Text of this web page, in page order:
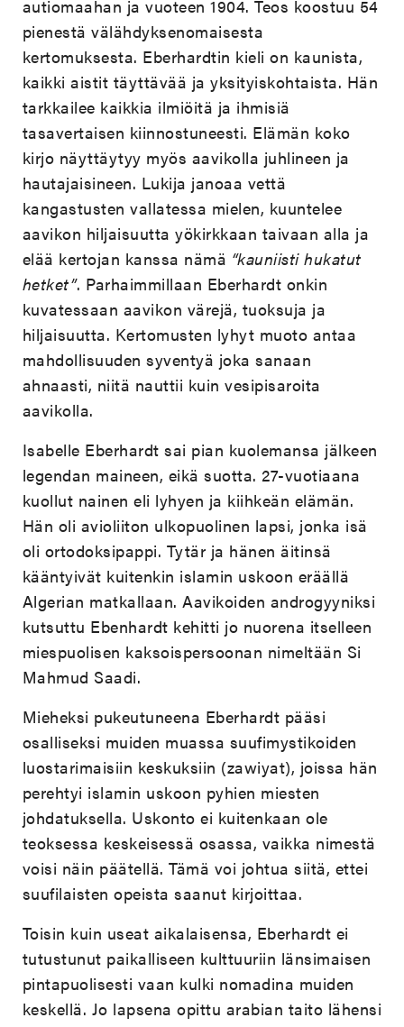
autiomaahan ja vuoteen 1904. Teos koostuu 54
pienestä välähdyksenomaisesta
kertomuksesta. Eberhardtin kieli on kaunista,
kaikki aistit täyttävää ja yksityiskohtaista. Hän
tarkkailee kaikkia ilmiöitä ja ihmisiä
tasavertaisen kiinnostuneesti. Elämän koko
kirjo näyttäytyy myös aavikolla juhlineen ja
hautajaisineen. Lukija janoaa vettä
kangastusten vallatessa mielen, kuuntelee
aavikon hiljaisuutta yökirkkaan taivaan alla ja
elää kertojan kanssa nämä “kauniisti hukatut
hetket”. Parhaimmillaan Eberhardt onkin
kuvatessaan aavikon värejä, tuoksuja ja
hiljaisuutta. Kertomusten lyhyt muoto antaa
mahdollisuuden syventyä joka sanaan
ahnaasti, niitä nauttii kuin vesipisaroita
aavikolla.
Isabelle Eberhardt sai pian kuolemansa jälkeen
legendan maineen, eikä suotta. 27-vuotiaana
kuollut nainen eli lyhyen ja kiihkeän elämän.
Hän oli avioliiton ulkopuolinen lapsi, jonka isä
oli ortodoksipappi. Tytär ja hänen äitinsä
kääntyivät kuitenkin islamin uskoon eräällä
Algerian matkallaan. Aavikoiden androgyyniksi
kutsuttu Ebenhardt kehitti jo nuorena itselleen
miespuolisen kaksoispersoonan nimeltään Si
Mahmud Saadi.
Mieheksi pukeutuneena Eberhardt pääsi
osalliseksi muiden muassa suufimystikoiden
luostarimaisiin keskuksiin (zawiyat), joissa hän
perehtyi islamin uskoon pyhien miesten
johdatuksella. Uskonto ei kuitenkaan ole
teoksessa keskeisessä osassa, vaikka nimestä
voisi näin päätellä. Tämä voi johtua siitä, ettei
suufilaisten opeista saanut kirjoittaa.
Toisin kuin useat aikalaisensa, Eberhardt ei
tutustunut paikalliseen kulttuuriin länsimaisen
pintapuolisesti vaan kulki nomadina muiden
keskellä. Jo lapsena opittu arabian taito lähensi